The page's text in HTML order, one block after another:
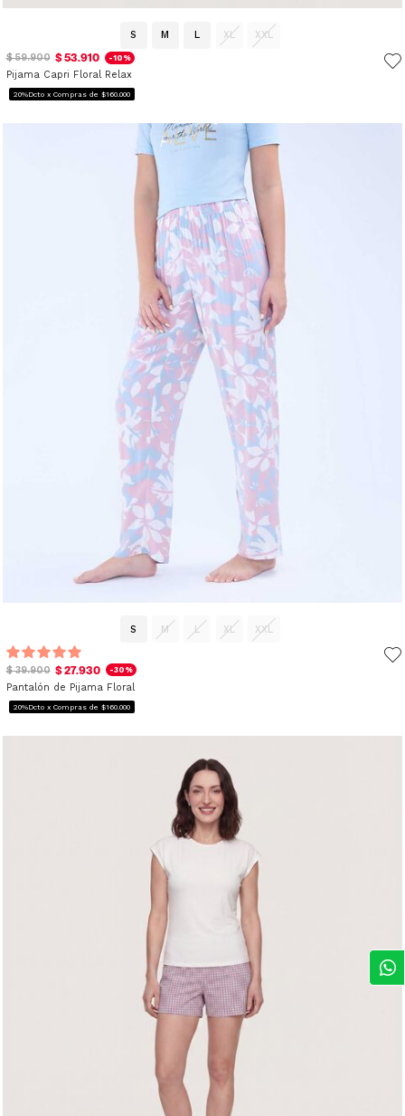
S M L XL
XXL
$ 59.900 $ 53.910 -10%
Pijama Capri Floral Relax
20%Dcto x Compras de $160.000
S M L XL XXL
$ 39.900 $ 27.930 -30%
Pantalón de Pijama Floral
20%Dcto x Compras de $160.000